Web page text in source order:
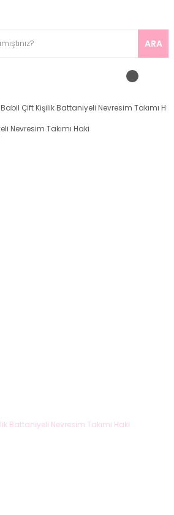
ARA
Babil Çift Kişilik Battaniyeli Nevresim Takımı